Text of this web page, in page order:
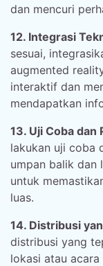
dan mencuri
12. Integrasi
sesuai,
augmented
interaktif dan
mendapatkan
13. Uji Coba dan
lakukan uji coba
umpan balik dan
untuk
luas.
14. Distribusi
distribusi yang
lokasi atau